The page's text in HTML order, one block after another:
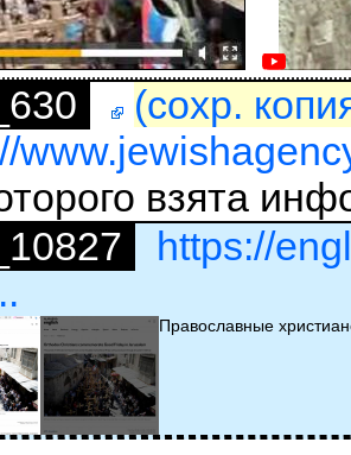
(сохр.
взята
https://
Православные